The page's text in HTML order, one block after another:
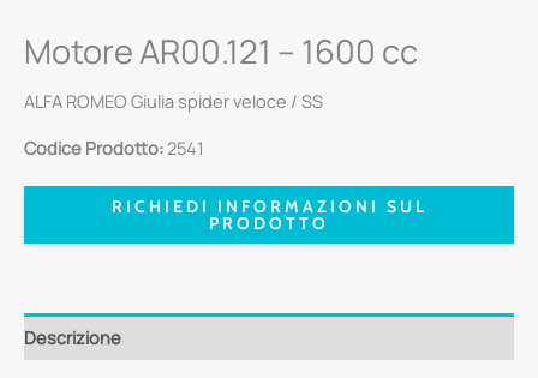
Motore AR00.121 – 1600 cc
ALFA ROMEO Giulia spider veloce / SS
Codice Prodotto: 2541
RICHIEDI INFORMAZIONI SUL
PRODOTTO
Descrizione